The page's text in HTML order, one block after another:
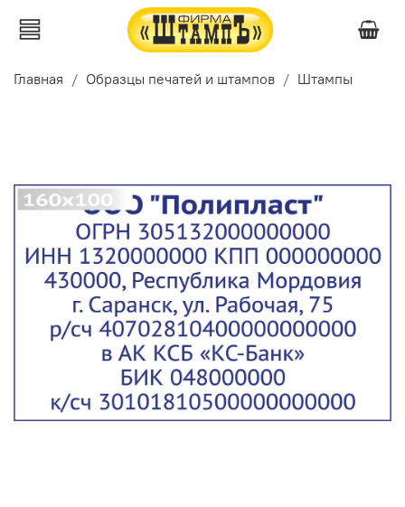
Главная Образцы печатей и штампов Штампы